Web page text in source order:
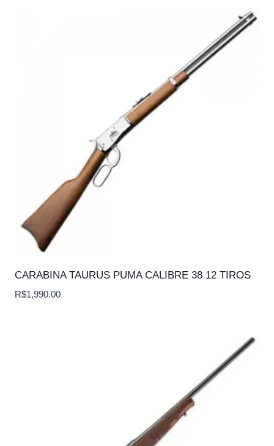
CARABINA TAURUS PUMA CALIBRE 38 12 TIROS
R$1,990.00